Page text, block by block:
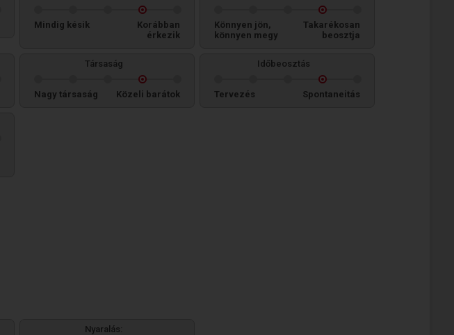
Mindig késik
Korábban
érkezik
Könnyen jön,
könnyen megy
Takarékosan
beosztja
Társaság
Nagy társaság Közeli barátok
Időbeosztás
Tervezés Spontaneitás
Nyaralás: